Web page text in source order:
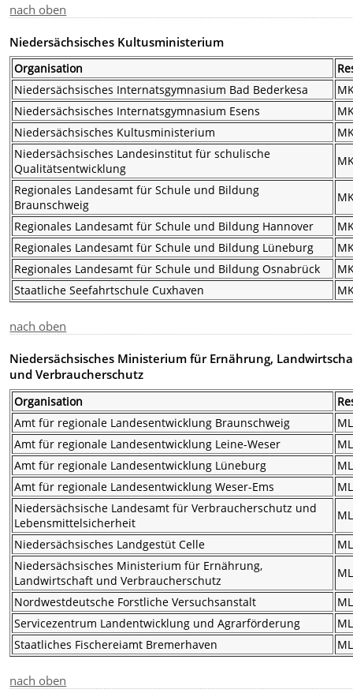
nach oben
Niedersächsisches Kultusministerium
Organisation
Niedersächsisches Internatsgymnasium Bad Bederkesa
Niedersächsisches Internatsgymnasium Esens
Niedersächsisches Kultusministerium
Niedersächsisches Landesinstitut für schulische
Qualitätsentwicklung
Regionales Landesamt für Schule und Bildung
Braunschweig
Regionales Landesamt für Schule und Bildung Hannover
Regionales Landesamt für Schule und Bildung Lüneburg
Regionales Landesamt für Schule und Bildung Osnabrück
Staatliche Seefahrtschule Cuxhaven
nach oben
Niedersächsisches Ministerium für Ernährung,
und Verbraucherschutz
Organisation
Amt für regionale Landesentwicklung Braunschweig
ML
Amt für regionale Landesentwicklung Leine-Weser
ML
Amt für regionale Landesentwicklung Lüneburg
ML
Amt für regionale Landesentwicklung Weser-Ems
ML
Niedersächsische Landesamt für Verbraucherschutz und
Lebensmittelsicherheit
ML
Niedersächsisches Landgestüt Celle
ML
Niedersächsisches Ministerium für Ernährung,
Landwirtschaft und Verbraucherschutz
ML
Nordwestdeutsche Forstliche Versuchsanstalt
ML
Servicezentrum Landentwicklung und Agrarförderung
ML
Staatliches Fischereiamt Bremerhaven
ML
nach oben